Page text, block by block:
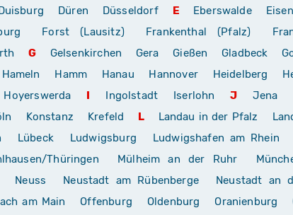
Duisburg Düren Düsseldorf E Eberswalde
Forst (Lausitz) Frankenthal (Pfalz)
G Gelsenkirchen Gera Gießen Gladbeck
Hameln Hamm Hanau Hannover Heidelberg
Hoyerswerda Ingolstadt Iserlohn J Jena
Konstanz Krefeld L Landau in der Pfalz
Lübeck Ludwigsburg Ludwigshafen am Rhein
Thüringen Mülheim an der Ruhr
Neuss Neustadt am Rübenberge Neustadt an
am Main Offenburg Oldenburg Oranienburg